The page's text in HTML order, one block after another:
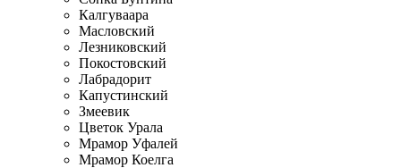
Калгуваара
Масловский
Лезниковский
Покостовский
Лабрадорит
Капустинский
Змеевик
Цветок Урала
Мрамор Уфалей
Мрамор Коелга